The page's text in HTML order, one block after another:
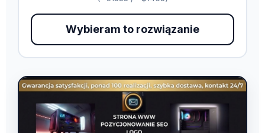
Wybieram to rozwiązanie